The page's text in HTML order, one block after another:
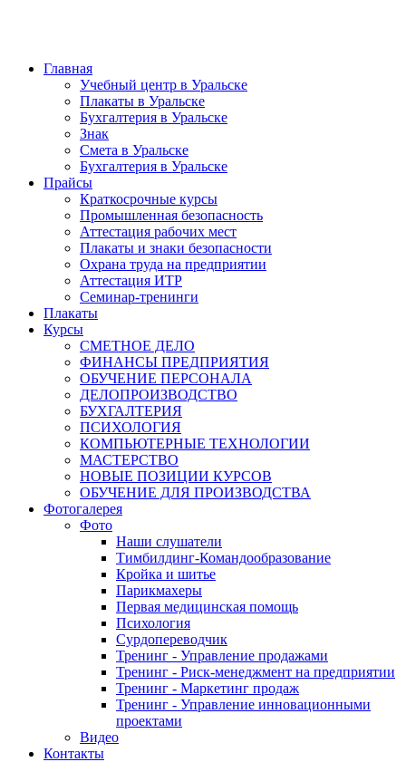
Главная
Учебный центр в Уральске
Плакаты в Уральске
Бухгалтерия в Уральске
Знак
Смета в Уральске
Бухгалтерия в Уральске
Прайсы
Краткосрочные курсы
Промышленная безопасность
Аттестация рабочих мест
Плакаты и знаки безопасности
Охрана труда на предприятии
Аттестация ИТР
Семинар-тренинги
Плакаты
Курсы
СМЕТНОЕ ДЕЛО
ФИНАНСЫ ПРЕДПРИЯТИЯ
ОБУЧЕНИЕ ПЕРСОНАЛА
ДЕЛОПРОИЗВОДСТВО
БУХГАЛТЕРИЯ
ПСИХОЛОГИЯ
КОМПЬЮТЕРНЫЕ ТЕХНОЛОГИИ
МАСТЕРСТВО
НОВЫЕ ПОЗИЦИИ КУРСОВ
ОБУЧЕНИЕ ДЛЯ ПРОИЗВОДСТВА
Фотогалерея
Фото
Наши слушатели
Тимбилдинг-Командообразование
Кройка и шитье
Парикмахеры
Первая медицинская помощь
Психология
Сурдопереводчик
Тренинг - Управление продажами
Тренинг - Риск-менеджмент на предприятии
Тренинг - Маркетинг продаж
Тренинг - Управление инновационными
проектами
Видео
Контакты